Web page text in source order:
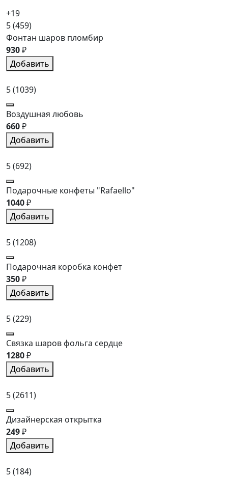
+19
5(459)
Фонтан шаров пломбир
930₽
Добавить
5(1039)
Воздушная любовь
660₽
Добавить
5(692)
Подарочные конфеты "Rafaello"
1040₽
Добавить
5(1208)
Подарочная коробка конфет
350₽
Добавить
5(229)
Связка шаров фольга сердце
1280₽
Добавить
5(2611)
Дизайнерская открытка
249₽
Добавить
5(184)